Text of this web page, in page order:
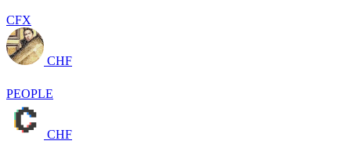
CFX
CHF
PEOPLE
CHF